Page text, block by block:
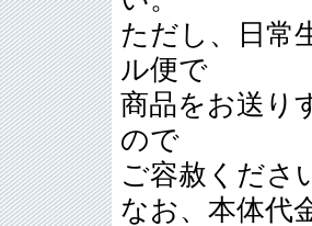
ただし、日常
ル便で
商品をお送り
ので
ご容赦くださ
なお、本体代